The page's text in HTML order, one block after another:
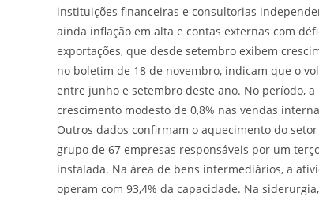
instituições financeiras e consultorias
ainda inflação em alta e contas externas com
exportações, que desde setembro exibem
no boletim de 18 de novembro, indicam que o
entre junho e setembro deste ano. No período,
crescimento modesto de 0,8% nas vendas
Outros dados confirmam o aquecimento do
grupo de 67 empresas responsáveis por um
instalada. Na área de bens intermediários, a
operam com 93,4% da capacidade. Na